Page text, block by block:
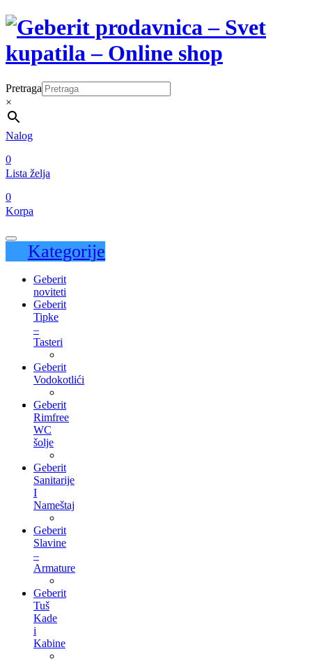
Pretraga
×
Nalog
0
Lista želja
0
Korpa
Kategorije
Geberit
noviteti
Geberit
Tipke
–
Tasteri
Geberit
Vodokotlići
Geberit
Rimfree
WC
šolje
Geberit
Sanitarije
I
Nameštaj
Geberit
Slavine
–
Armature
Geberit
Tuš
Kade
i
Kabine